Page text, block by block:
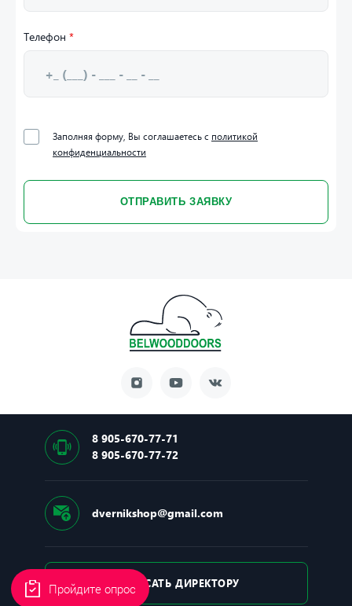
Телефон *
Заполняя форму, Вы соглашаетесь с политикой
конфиденциальности
ОТПРАВИТЬ ЗАЯВКУ
8 905-670-77-71
8 905-670-77-72
dvernikshop@gmail.com
НАПИСАТЬ ДИРЕКТОРУ
Пройдите опрос